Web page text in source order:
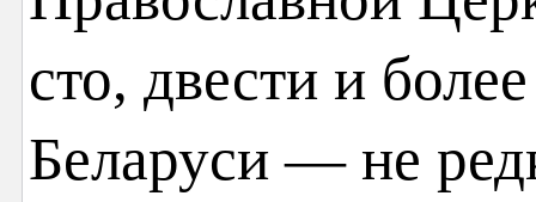
сто, двести и
Беларуси — не